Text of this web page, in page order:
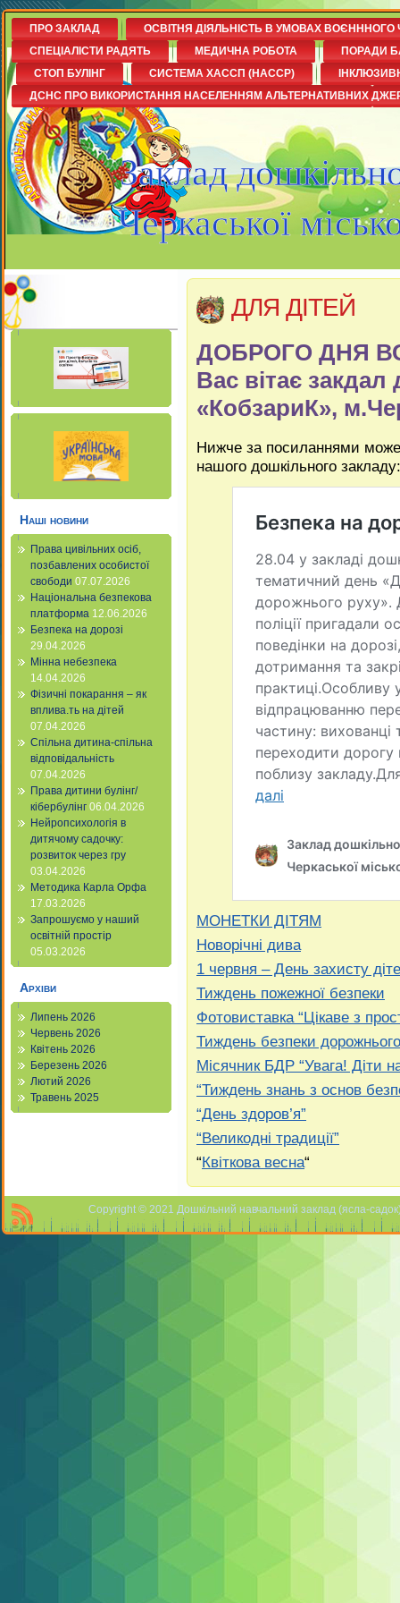
Заклад
Черкаської
ПРО ЗАКЛАД
ОСВІТНЯ ДІЯЛЬНІСТЬ В УМОВАХ ВОЄНННОГО
СПЕЦІАЛІСТИ РАДЯТЬ
МЕДИЧНА РОБОТА
ПОРАДИ
СТОП БУЛІНГ
СИСТЕМА ХАССП (НАССР)
ДСНС ПРО ВИКОРИСТАННЯ НАСЕЛЕННЯМ АЛЬТЕРНАТИВНИХ
Наші новини
Права цивільних осіб,
позбавлених особистої
свободи 07.07.2026
Національна безпекова
платформа 12.06.2026
Безпека на дорозі
29.04.2026
Мінна небезпека
14.04.2026
Фізичні покарання – як
вплива.ть на дітей
07.04.2026
Спільна дитина-спільна
відповідальність
07.04.2026
Права дитини булінг/
кібербулінг 06.04.2026
Нейропсихологія в
дитячому садочку:
розвиток через гру
03.04.2026
Методика Карла Орфа
17.03.2026
Запрошуємо у наший
освітній простір
05.03.2026
Архіви
Липень 2026
Червень 2026
Квітень 2026
Березень 2026
Лютий 2026
Травень 2025
ДЛЯ ДІТЕЙ
ДОБРОГО ДНЯ
Вас вітає
«КобзариК»,
Нижче за посиланнями
нашого дошкільного закладу:
МОНЕТКИ ДІТЯМ
Новорічні дива
1 червня – День захисту
Тиждень пожежної безпеки
Фотовиставка “Цікаве з
Тиждень безпеки
Місячник БДР “Увага! Діти
“Тиждень знань з основ
“День здоров’я”
“Великодні традиції”
“Квіткова весна“
Copyright © 2021 Дошкільний навчальний заклад (ясла-